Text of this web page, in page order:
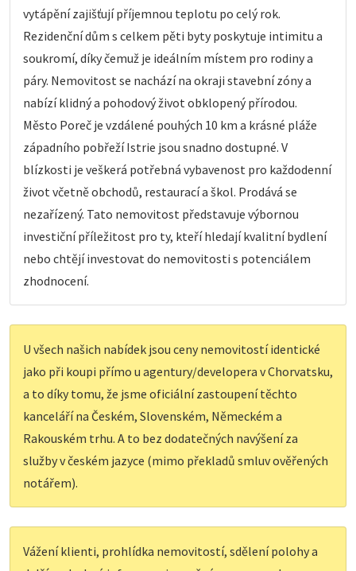
vytápění zajišťují příjemnou teplotu po celý rok.
Rezidenční dům s celkem pěti byty poskytuje intimitu a
soukromí, díky čemuž je ideálním místem pro rodiny a
páry. Nemovitost se nachází na okraji stavební zóny a
nabízí klidný a pohodový život obklopený přírodou.
Město Poreč je vzdálené pouhých 10 km a krásné pláže
západního pobřeží Istrie jsou snadno dostupné. V
blízkosti je veškerá potřebná vybavenost pro každodenní
život včetně obchodů, restaurací a škol. Prodává se
nezařízený. Tato nemovitost představuje výbornou
investiční příležitost pro ty, kteří hledají kvalitní bydlení
nebo chtějí investovat do nemovitosti s potenciálem
zhodnocení.
U všech našich nabídek jsou ceny nemovitostí identické
jako při koupi přímo u agentury/developera v Chorvatsku,
a to díky tomu, že jsme oficiální zastoupení těchto
kanceláří na Českém, Slovenském, Německém a
Rakouském trhu. A to bez dodatečných navýšení za
služby v českém jazyce (mimo překladů smluv ověřených
notářem).
Vážení klienti, prohlídka nemovitostí, sdělení polohy a